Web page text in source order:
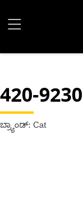
420-9230
ಬ್ರ್ಯಾಂಡ್: Cat